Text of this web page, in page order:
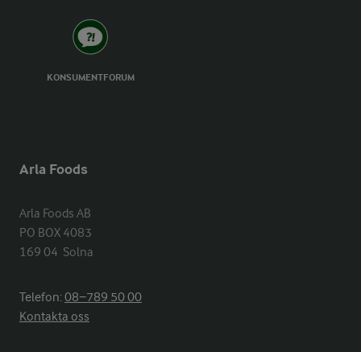
KONSUMENTFORUM
Arla Foods
Arla Foods AB
PO BOX 4083
169 04  Solna
Telefon:08−789 50 00
Kontakta oss